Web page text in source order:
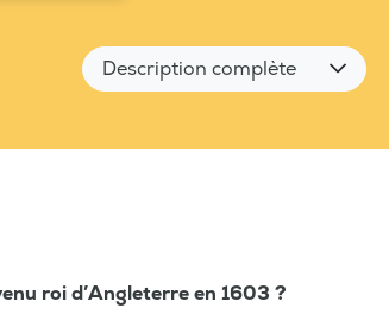
Description complète
roi d’Angleterre en 1603 ?